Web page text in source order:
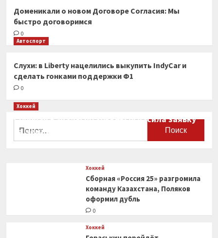
Доменикали о новом Договоре Согласия: Мы
быстро договоримся
0
Автоспорт
Слухи: в Liberty нацелились выкупить IndyCar и
сделать гонками поддержки Ф1
0
Хоккей
Сборная Канады по хоккею огласила заявку
на чемпионат мира
Хоккей
Сборная «Россия 25» разгромила
команду Казахстана, Поляков
оформил дубль
0
Хоккей